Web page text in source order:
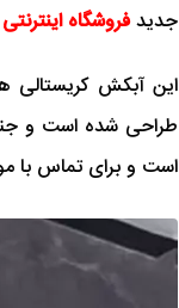
جدیدفروشگاه اینترنتی
است و برای تماس با